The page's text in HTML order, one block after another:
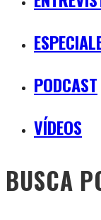
PODCAST
VÍDEOS
BUSCA